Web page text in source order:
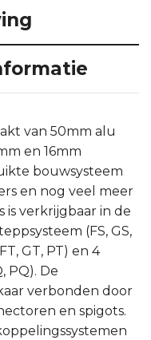
van 50mm alu
en 16mm
bouwsysteem
en nog veel meer
is verkrijgbaar in de
(FS, GS,
GT, PT) en 4
PQ). De
verbonden door
en spigots.